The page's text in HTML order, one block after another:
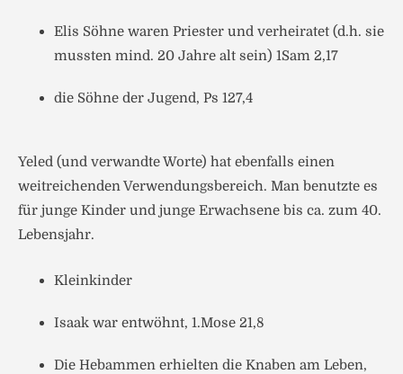
Elis Söhne waren Priester und verheiratet (d.h. sie
mussten mind. 20 Jahre alt sein) 1Sam 2,17
die Söhne der Jugend, Ps 127,4
Yeled (und verwandte Worte) hat ebenfalls einen
weitreichenden Verwendungsbereich. Man benutzte es
für junge Kinder und junge Erwachsene bis ca. zum 40.
Lebensjahr.
Kleinkinder
Isaak war entwöhnt, 1.Mose 21,8
Die Hebammen erhielten die Knaben am Leben,